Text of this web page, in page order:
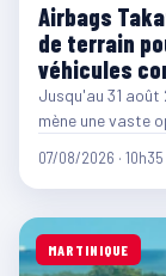
Airbags
de terrain
véhicules
Jusqu'au 31
mène une vaste
07/08/2026 · 10h35
MARTINIQUE